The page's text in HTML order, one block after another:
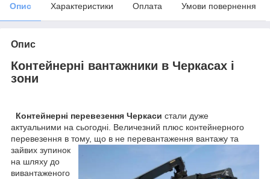
Опис Характеристики Оплата Умови повернення
Опис
Контейнерні вантажники в Черкасах і
зони
Контейнерні перевезення Черкаси стали дуже
актуальними на сьогодні. Величезний плюс контейнерного
перевезення в тому, що в не перевантаження вантажу та
зайвих зупинок
на шляху до
вивантаженого